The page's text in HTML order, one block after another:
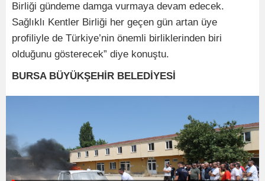
Birliği gündeme damga vurmaya devam edecek.
Sağlıklı Kentler Birliği her geçen gün artan üye
profiliyle de Türkiye’nin önemli birliklerinden biri
olduğunu gösterecek” diye konuştu.
BURSA BÜYÜKŞEHİR BELEDİYESİ